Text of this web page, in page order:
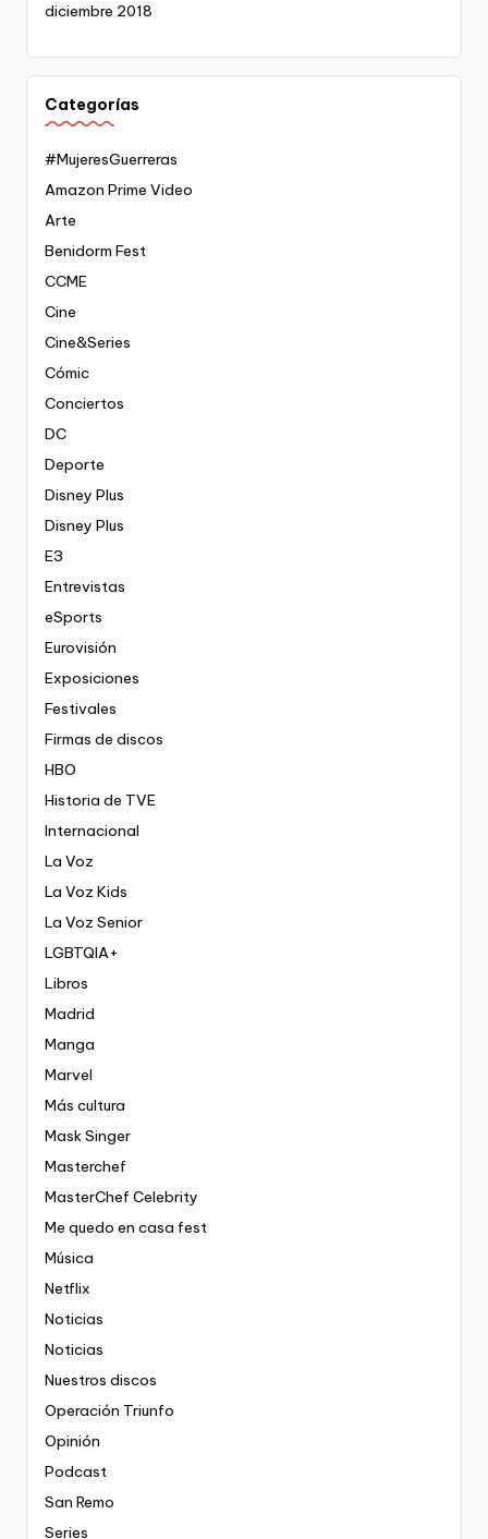
diciembre 2018
Categorías
#MujeresGuerreras
Amazon Prime Video
Arte
Benidorm Fest
CCME
Cine
Cine&Series
Cómic
Conciertos
DC
Deporte
Disney Plus
Disney Plus
E3
Entrevistas
eSports
Eurovisión
Exposiciones
Festivales
Firmas de discos
HBO
Historia de TVE
Internacional
La Voz
La Voz Kids
La Voz Senior
LGBTQIA+
Libros
Madrid
Manga
Marvel
Más cultura
Mask Singer
Masterchef
MasterChef Celebrity
Me quedo en casa fest
Música
Netflix
Noticias
Noticias
Nuestros discos
Operación Triunfo
Opinión
Podcast
San Remo
Series